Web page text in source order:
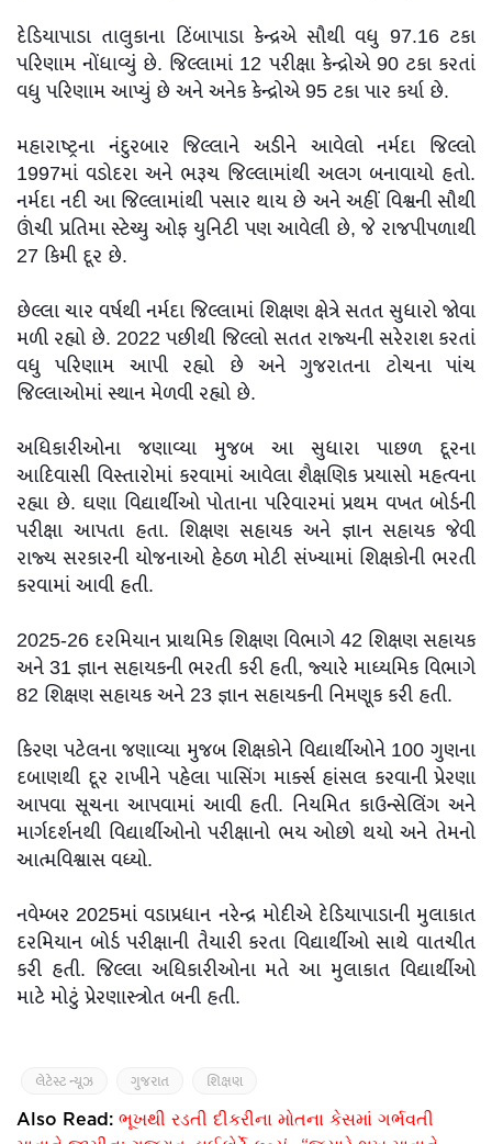
દેડિયાપાડા તાલુકાના ટિંબાપાડા કેન્દ્રએ સૌથી વધુ 97.16 ટકા
પરિણામ નોંધાવ્યું છે. જિલ્લામાં 12 પરીક્ષા કેન્દ્રોએ 90 ટકા કરતાં
વધુ પરિણામ આપ્યું છે અને અનેક કેન્દ્રોએ 95 ટકા પાર કર્યા છે.
મહારાષ્ટ્રના નંદુરબાર જિલ્લાને અડીને આવેલો નર્મદા જિલ્લો
1997માં વડોદરા અને ભરૂચ જિલ્લામાંથી અલગ બનાવાયો હતો.
નર્મદા નદી આ જિલ્લામાંથી પસાર થાય છે અને અહીં વિશ્વની સૌથી
ઊંચી પ્રતિમા સ્ટેચ્યુ ઓફ યુનિટી પણ આવેલી છે, જે રાજપીપળાથી
27 કિમી દૂર છે.
છેલ્લા ચાર વર્ષથી નર્મદા જિલ્લામાં શિક્ષણ ક્ષેત્રે સતત સુધારો જોવા
મળી રહ્યો છે. 2022 પછીથી જિલ્લો સતત રાજ્યની સરેરાશ કરતાં
વધુ પરિણામ આપી રહ્યો છે અને ગુજરાતના ટોચના પાંચ
જિલ્લાઓમાં સ્થાન મેળવી રહ્યો છે.
અધિકારીઓના જણાવ્યા મુજબ આ સુધારા પાછળ દૂરના
આદિવાસી વિસ્તારોમાં કરવામાં આવેલા શૈક્ષણિક પ્રયાસો મહત્વના
રહ્યા છે. ઘણા વિદ્યાર્થીઓ પોતાના પરિવારમાં પ્રથમ વખત બોર્ડની
પરીક્ષા આપતા હતા. શિક્ષણ સહાયક અને જ્ઞાન સહાયક જેવી
રાજ્ય સરકારની યોજનાઓ હેઠળ મોટી સંખ્યામાં શિક્ષકોની ભરતી
કરવામાં આવી હતી.
2025-26 દરમિયાન પ્રાથમિક શિક્ષણ વિભાગે 42 શિક્ષણ સહાયક
અને 31 જ્ઞાન સહાયકની ભરતી કરી હતી, જ્યારે માધ્યમિક વિભાગે
82 શિક્ષણ સહાયક અને 23 જ્ઞાન સહાયકની નિમણૂક કરી હતી.
કિરણ પટેલના જણાવ્યા મુજબ શિક્ષકોને વિદ્યાર્થીઓને 100 ગુણના
દબાણથી દૂર રાખીને પહેલા પાસિંગ માર્ક્સ હાંસલ કરવાની પ્રેરણા
આપવા સૂચના આપવામાં આવી હતી. નિયમિત કાઉન્સેલિંગ અને
માર્ગદર્શનથી વિદ્યાર્થીઓનો પરીક્ષાનો ભય ઓછો થયો અને તેમનો
આત્મવિશ્વાસ વધ્યો.
નવેમ્બર 2025માં વડાપ્રધાન નરેન્દ્ર મોદીએ દેડિયાપાડાની મુલાકાત
દરમિયાન બોર્ડ પરીક્ષાની તૈયારી કરતા વિદ્યાર્થીઓ સાથે વાતચીત
કરી હતી. જિલ્લા અધિકારીઓના મતે આ મુલાકાત વિદ્યાર્થીઓ
માટે મોટું પ્રેરણાસ્ત્રોત બની હતી.
લેટેસ્ટ ન્યૂઝ ગુજરાત શિક્ષણ
Also Read: ભૂખથી રડતી દીકરીના મોતના કેસમાં ગર્ભવતી